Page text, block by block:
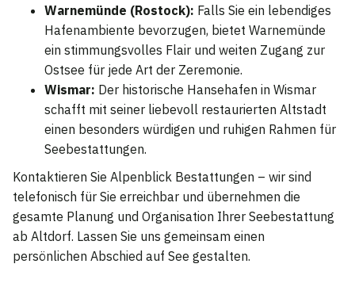
Warnemünde (Rostock): Falls Sie ein lebendiges
Hafenambiente bevorzugen, bietet Warnemünde
ein stimmungsvolles Flair und weiten Zugang zur
Ostsee für jede Art der Zeremonie.
Wismar: Der historische Hansehafen in Wismar
schafft mit seiner liebevoll restaurierten Altstadt
einen besonders würdigen und ruhigen Rahmen für
Seebestattungen.
Kontaktieren Sie Alpenblick Bestattungen – wir sind
telefonisch für Sie erreichbar und übernehmen die
gesamte Planung und Organisation Ihrer Seebestattung
ab Altdorf. Lassen Sie uns gemeinsam einen
persönlichen Abschied auf See gestalten.